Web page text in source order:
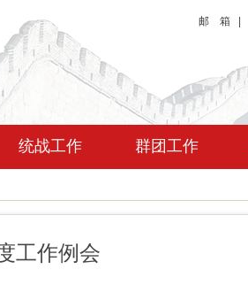
邮 箱
统战工作 群团工作
工作例会